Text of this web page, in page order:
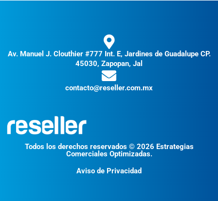
Av. Manuel J. Clouthier #777 Int. E, Jardines de Guadalupe CP.
45030, Zapopan, Jal
contacto@reseller.com.mx
Todos los derechos reservados © 2026 Estrategias
Comerciales Optimizadas.
Aviso de Privacidad